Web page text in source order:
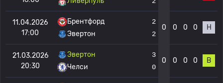
11.04.2026
17:00
Брентфорд
Эвертон
2
2
0 0 0 0 Н
21.03.2026
20:30
Эвертон
Челси
3
0
0 0 0 0 В